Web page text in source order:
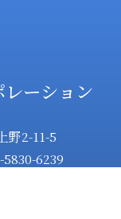
ーション
野2-11-5
6239